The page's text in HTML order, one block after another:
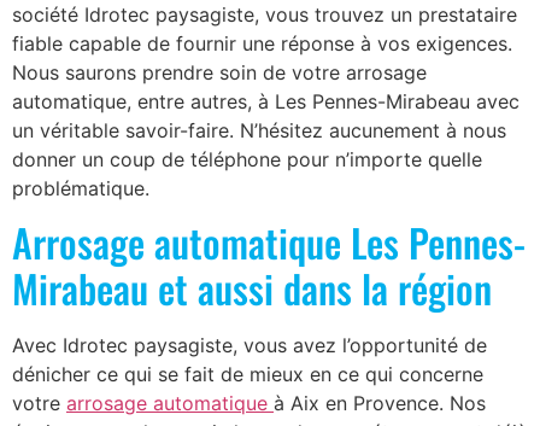
société Idrotec paysagiste, vous trouvez un prestataire
fiable capable de fournir une réponse à vos exigences.
Nous saurons prendre soin de votre arrosage
automatique, entre autres, à Les Pennes-Mirabeau avec
un véritable savoir-faire. N’hésitez aucunement à nous
donner un coup de téléphone pour n’importe quelle
problématique.
Arrosage automatique Les Pennes-
Mirabeau et aussi dans la région
Avec Idrotec paysagiste, vous avez l’opportunité de
dénicher ce qui se fait de mieux en ce qui concerne
votre arrosage automatique à Aix en Provence. Nos